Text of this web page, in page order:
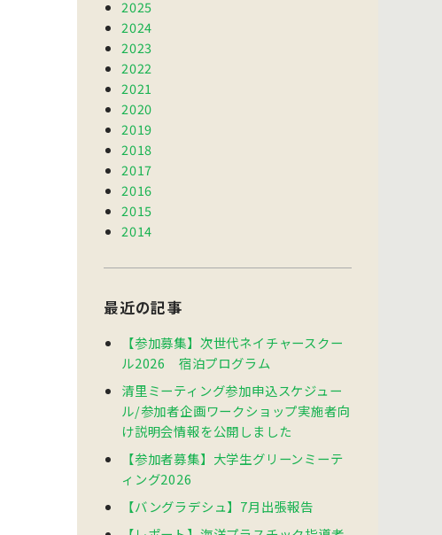
2025
2024
2023
2022
2021
2020
2019
2018
2017
2016
2015
2014
最近の記事
【参加募集】次世代ネイチャースクー
ル2026 宿泊プログラム
清里ミーティング参加申込スケジュー
ル/参加者企画ワークショップ実施者向
け説明会情報を公開しました
【参加者募集】大学生グリーンミーテ
ィング2026
【バングラデシュ】7月出張報告